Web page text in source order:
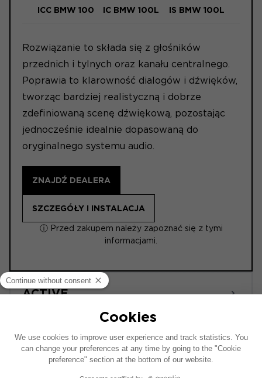
ICC BMW 100 IC BMW 100L IS BMW 100L
Rozwiązanie to składa się z głośników
przednich i tylnych oraz kanału centralnego.
Poprawia to klarowność dialogów i dźwięków,
tworząc bardziej realistyczną i dobrze
zdefiniowaną scenę dźwiękową, pozostając
jednocześnie idealnie dopasowaną do
oryginalnego systemu audio.
ZNAJDŹ DEALERA
SZCZEGÓŁY I INSTALACJA
ⓘ Przed zakupem należy zapoznać się z tymi
informacjami.
ACTIVE
Schemat instalacji został opracowany na
podstawie pojazdu wyposażonego w fabryczny